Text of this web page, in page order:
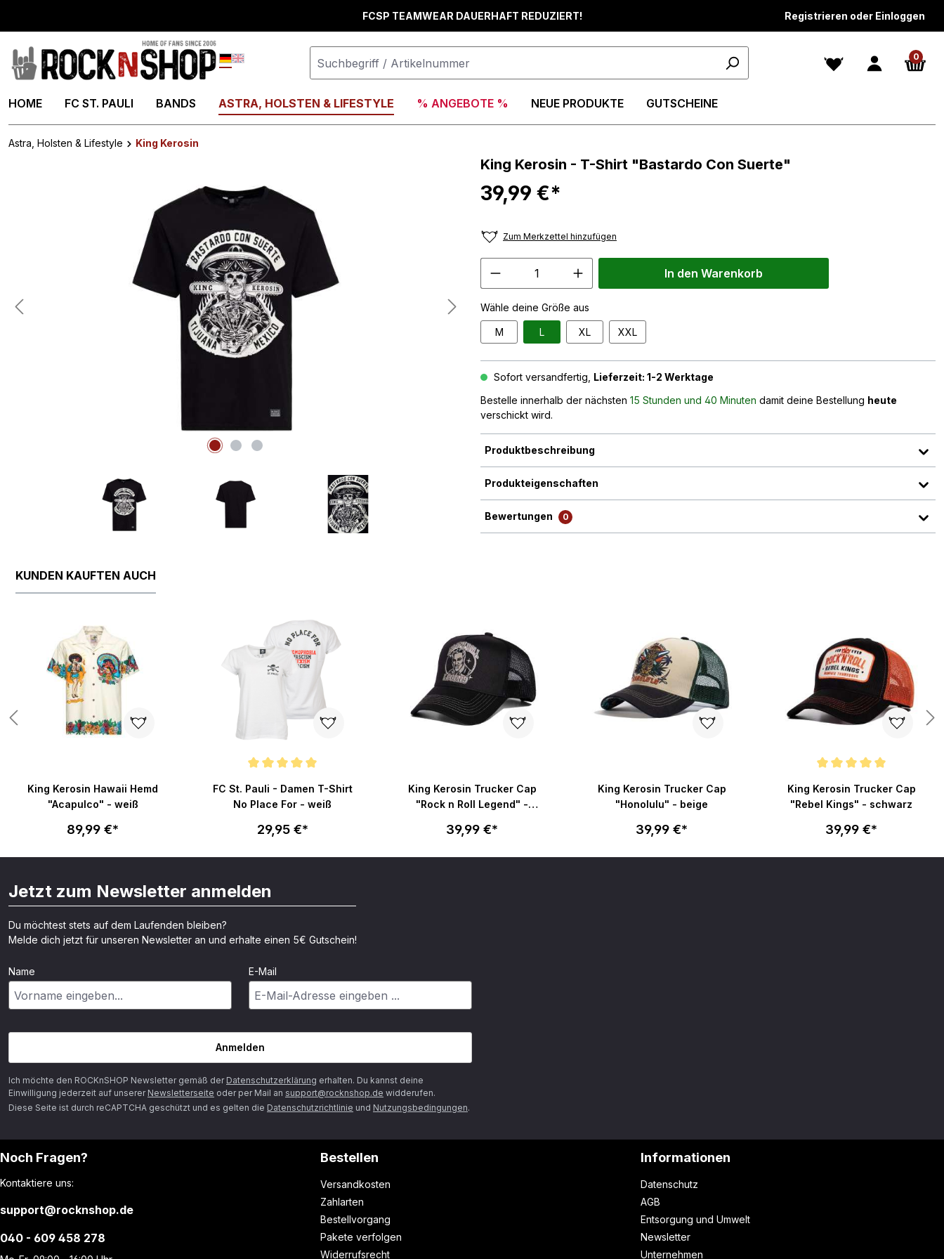
FCSP TEAMWEAR DAUERHAFT REDUZIERT! Registrieren oder Einloggen
Deutsch 0
HOME FC ST. PAULI BANDS ASTRA, HOLSTEN & LIFESTYLE % ANGEBOTE % NEUE PRODUKTE GUTSCHEINE
Astra, Holsten & Lifestyle
King Kerosin
King Kerosin - T-Shirt "Bastardo Con Suerte"
39,99 €*
Zum Merkzettel hinzufügen
Wähle deine Größe aus
M L XL XXL
In den Warenkorb
Sofort versandfertig, Lieferzeit: 1-2 Werktage
Bestelle innerhalb der nächsten 15 Stunden und 40 Minuten damit deine Bestellung heute
verschickt wird.
Produktbeschreibung
Produkteigenschaften
Bewertungen 0
KUNDEN KAUFTEN AUCH
King Kerosin Hawaii Hemd
"Acapulco" - weiß
89,99 €*
FC St. Pauli - Damen T-Shirt
No Place For - weiß
29,95 €*
King Kerosin Trucker Cap
"Rock n Roll Legend" -
39,99 €*
King Kerosin Trucker Cap
"Honolulu" - beige
39,99 €*
King Kerosin Trucker Cap
"Rebel Kings" - schwarz
39,99 €*
Jetzt zum Newsletter anmelden
Du möchtest stets auf dem Laufenden bleiben?
Melde dich jetzt für unseren Newsletter an und erhalte einen 5€ Gutschein!
Name E-Mail
Anmelden
Ich möchte den ROCKnSHOP Newsletter gemäß der Datenschutzerklärung erhalten. Du kannst deine
Einwilligung jederzeit auf unserer Newsletterseite oder per Mail an support@rocknshop.de widderufen.
Diese Seite ist durch reCAPTCHA geschützt und es gelten die Datenschutzrichtlinie und Nutzungsbedingungen.
Noch Fragen?
Kontaktiere uns:
support@rocknshop.de
040 - 609 458 278
Bestellen
Versandkosten
Zahlarten
Bestellvorgang
Pakete verfolgen
Widerrufsrecht
Informationen
Datenschutz
AGB
Entsorgung und Umwelt
Newsletter
Unternehmen